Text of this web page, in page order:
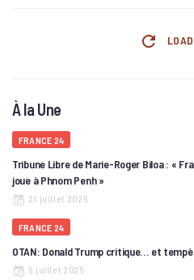
À la Une
FRANCE 24
Tribune Libre de Marie-Roger Biloa : «
joue à Phnom Penh »
21 juillet 2026
FRANCE 24
OTAN: Donald Trump critique… et
9 juillet 2026